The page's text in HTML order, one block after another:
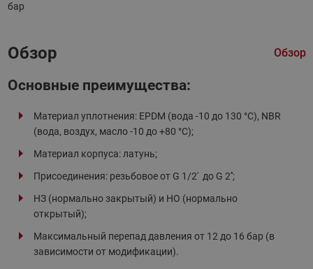
бар
Обзор Обзор
Основные преимущества:
Материал уплотнения: EPDM (вода -10 до 130 °C), NBR
(вода, воздух, масло -10 до +80 °C);
Материал корпуса: латунь;
Присоединения: резьбовое от G 1/2' до G 2'';
НЗ (нормально закрытый) и НО (нормально
открытый);
Максимальный перепад давления от 12 до 16 бар (в
зависимости от модификации).